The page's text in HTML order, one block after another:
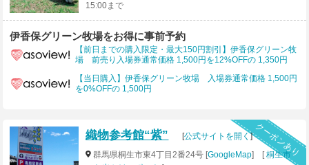
15:00まで
伊香保グリーン牧場をお得に事前予約
【前日までの購入限定・最大150円割引】伊香保グリーン牧
場 前売り入場券通常価格 1,500円を12%OFFの 1,350円
【当日購入】伊香保グリーン牧場 入場券通常価格 1,500円
を0%OFFの 1,500円
クーポンあり
織物参考館“紫” [公式サイトを開く]
群馬県桐生市東4丁目2番24号 [GoogleMap] [桐生市